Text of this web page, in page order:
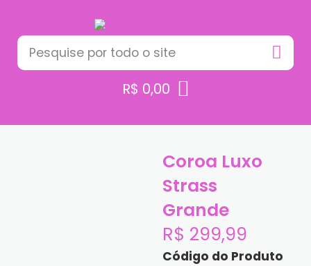
R$ 0,00
Coroa Luxo
Strass
Grande
R$ 299,99
Código do Produto